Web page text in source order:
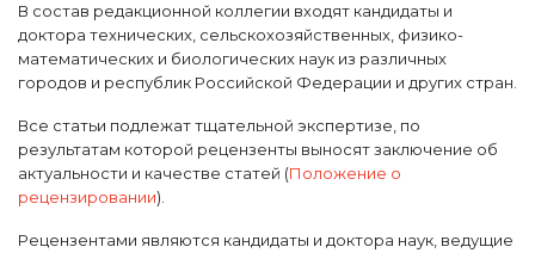
В состав редакционной коллегии входят кандидаты и
доктора технических, сельскохозяйственных, физико-
математических и биологических наук из различных
городов и республик Российской Федерации и других стран.
Все статьи подлежат тщательной экспертизе, по
результатам которой рецензенты выносят заключение об
актуальности и качестве статей (Положение о
рецензировании).
Рецензентами являются кандидаты и доктора наук, ведущие